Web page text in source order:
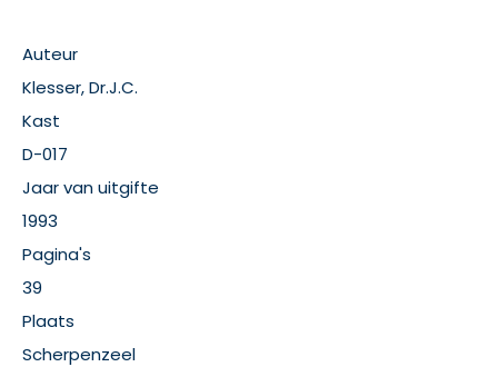
Auteur
Klesser, Dr.J.C.
Kast
D-017
Jaar van uitgifte
1993
Pagina's
39
Plaats
Scherpenzeel